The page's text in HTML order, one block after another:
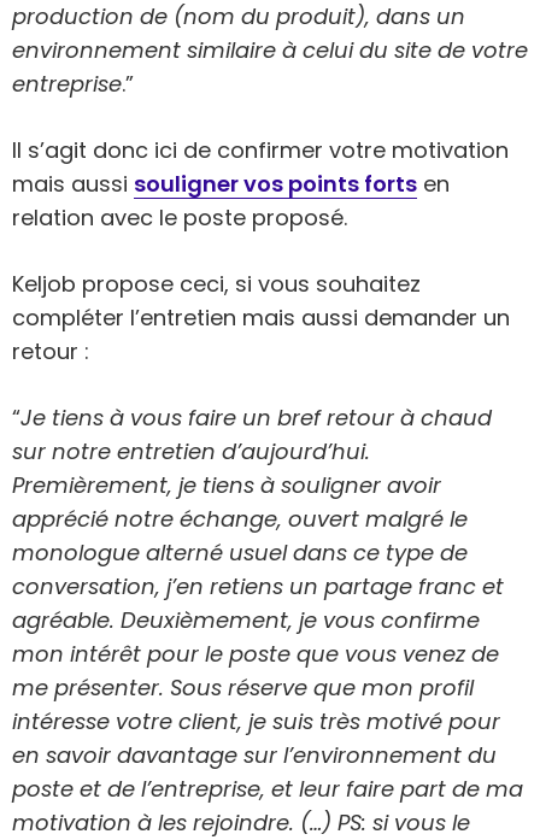
production de (nom du produit), dans un
environnement similaire à celui du site de votre
entreprise.”
Il s’agit donc ici de confirmer votre motivation
mais aussi souligner vos points forts en
relation avec le poste proposé.
Keljob propose ceci, si vous souhaitez
compléter l’entretien mais aussi demander un
retour :
“Je tiens à vous faire un bref retour à chaud
sur notre entretien d’aujourd’hui.
Premièrement, je tiens à souligner avoir
apprécié notre échange, ouvert malgré le
monologue alterné usuel dans ce type de
conversation, j’en retiens un partage franc et
agréable. Deuxièmement, je vous confirme
mon intérêt pour le poste que vous venez de
me présenter. Sous réserve que mon profil
intéresse votre client, je suis très motivé pour
en savoir davantage sur l’environnement du
poste et de l’entreprise, et leur faire part de ma
motivation à les rejoindre. (…) PS: si vous le